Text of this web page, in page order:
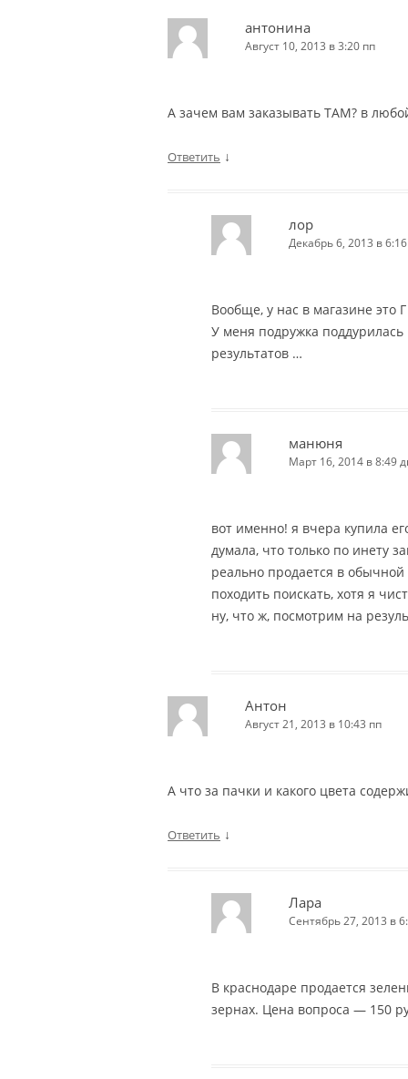
антонина
Август 10, 2013 в 3:20 пп
А зачем вам заказывать ТАМ? в
Ответить ↓
лор
Декабрь 6, 2013 в
Вообще, у нас в магазине это
У меня подружка поддурилась
результатов …
манюня
Март 16, 2014 в 8:49
вот именно! я вчера купила
думала, что только по инету
реально продается в
походить поискать, хотя я
ну, что ж, посмотрим на
Антон
Август 21, 2013 в 10:43 пп
А что за пачки и какого цвета
Ответить ↓
Лара
Сентябрь 27, 2013 в
В краснодаре продается
зернах. Цена вопроса — 150